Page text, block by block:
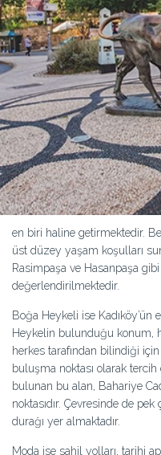
en biri haline getirmektedir.
üst düzey yaşam koşulları
Rasimpaşa ve Hasanpaşa
değerlendirilmektedir.
Boğa Heykeli ise
Heykelin bulunduğu konum,
herkes tarafından bilindiği
buluşma noktası olarak tercih
bulunan bu alan, Bahariye
noktasıdır. Çevresinde de
durağı yer almaktadır.
Moda ise sahil yolları, tarihi